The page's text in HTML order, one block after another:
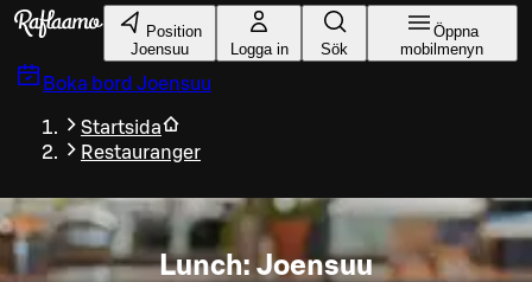
Gå till huvudinnehållet
Position
Joensuu
Logga in Sök
Öppna
mobilmenyn
Boka bord Joensuu
Startsida
Restauranger
Lunch: Joensuu